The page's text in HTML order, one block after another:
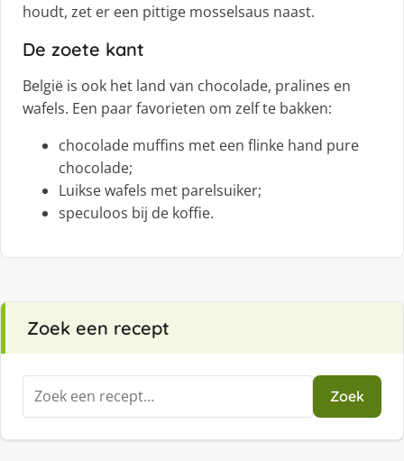
houdt, zet er een pittige mosselsaus naast.
De zoete kant
België is ook het land van chocolade, pralines en
wafels. Een paar favorieten om zelf te bakken:
chocolade muffins met een flinke hand pure
chocolade;
Luikse wafels met parelsuiker;
speculoos bij de koffie.
Zoek een recept
Zoeken
naar:
Zoek